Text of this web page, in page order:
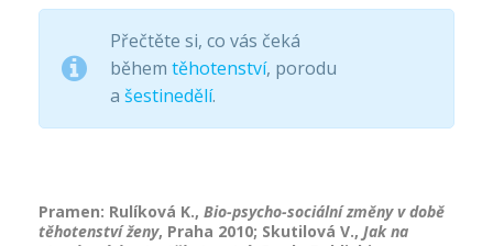
Přečtěte si, co vás čeká
během těhotenství, porodu
a šestinedělí.
Pramen: Rulíková K., Bio-psycho-sociální změny v době
těhotenství ženy, Praha 2010; Skutilová V., Jak na